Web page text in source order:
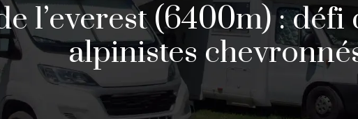
l’everest (6400m) :
alpinistes